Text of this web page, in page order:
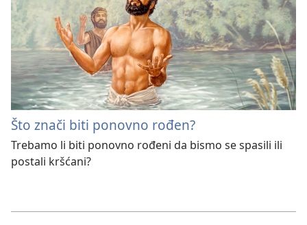
Što znači biti ponovno rođen?
Trebamo li biti ponovno rođeni da bismo se spasili ili
postali kršćani?